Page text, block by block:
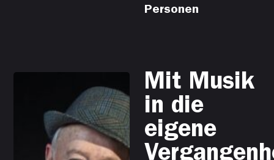
Personen
Mit Musik
in die
eigene